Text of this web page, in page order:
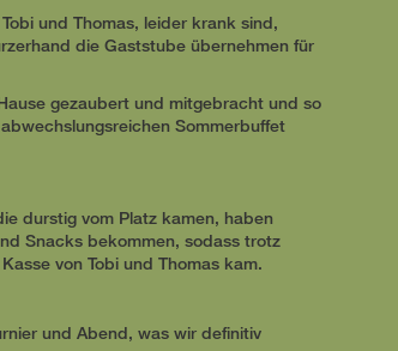
und Thomas, leider krank sind,
die Gaststube übernehmen für
gezaubert und mitgebracht und so
Sommerbuffet
durstig vom Platz kamen, haben
Snacks bekommen, sodass trotz
von Tobi und Thomas kam.
und Abend, was wir definitiv